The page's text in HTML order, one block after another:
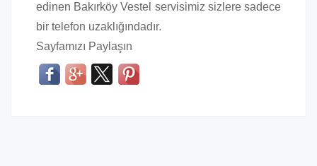
edinen Bakırköy Vestel servisimiz sizlere sadece
bir telefon uzaklığındadır.
Sayfamızı Paylaşın